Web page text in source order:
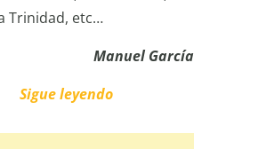
Trinidad, etc…
Manuel García
Sigue leyendo